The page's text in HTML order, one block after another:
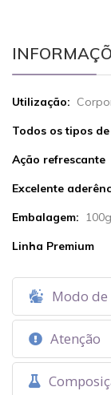
Utilização:
Todos os tipos
Ação refrescante
Excelente
Embalagem: 100g
Linha Premium
Modo
Atenção